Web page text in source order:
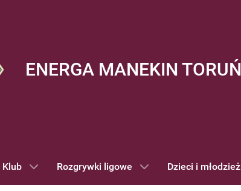
ENERGA MANEKIN TORUŃ
Klub Rozgrywki ligowe Dzieci i młodzież